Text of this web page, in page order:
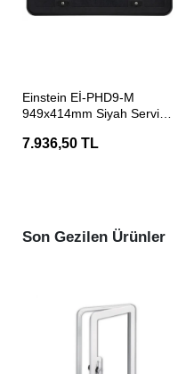
Einstein Eİ-PHD9-M
949x414mm Siyah Servis
7.936,50 TL
Son Gezilen Ürünler